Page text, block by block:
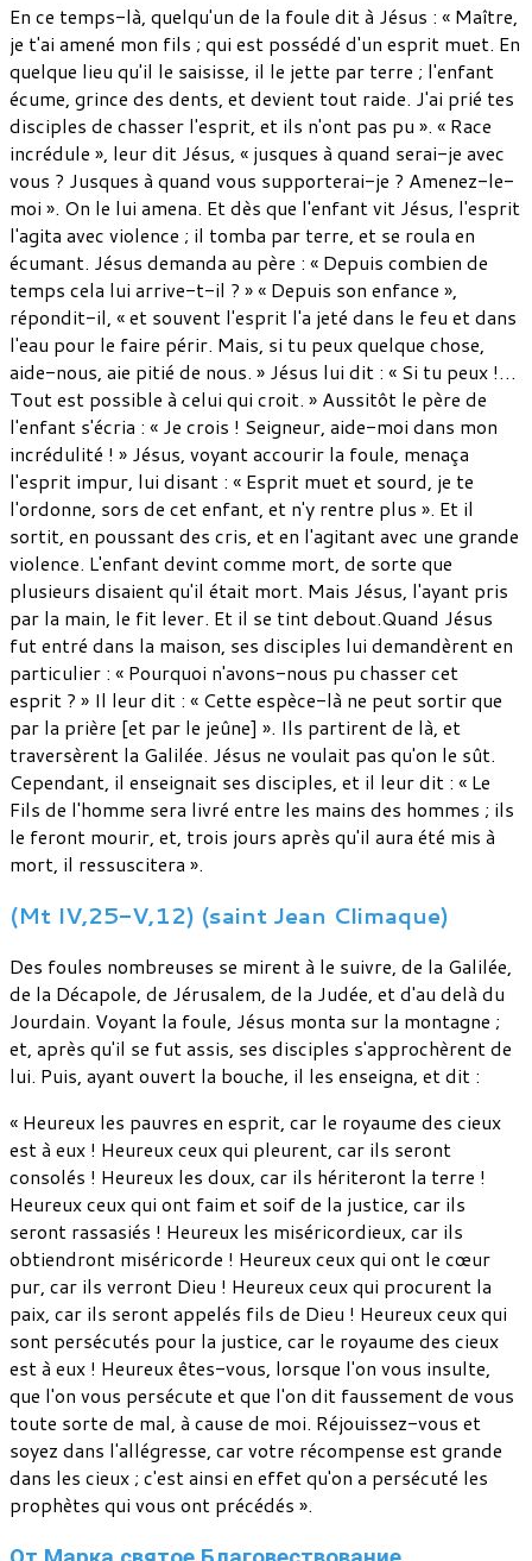
En ce temps-là, quelqu'un de la foule dit à Jésus : « Maître,
je t'ai amené mon fils ; qui est possédé d'un esprit muet. En
quelque lieu qu'il le saisisse, il le jette par terre ; l'enfant
écume, grince des dents, et devient tout raide. J'ai prié tes
disciples de chasser l'esprit, et ils n'ont pas pu ». « Race
incrédule », leur dit Jésus, « jusques à quand serai-je avec
vous ? Jusques à quand vous supporterai-je ? Amenez-le-
moi ». On le lui amena. Et dès que l'enfant vit Jésus, l'esprit
l'agita avec violence ; il tomba par terre, et se roula en
écumant. Jésus demanda au père : « Depuis combien de
temps cela lui arrive-t-il ? » « Depuis son enfance »,
répondit-il, « et souvent l'esprit l'a jeté dans le feu et dans
l'eau pour le faire périr. Mais, si tu peux quelque chose,
aide-nous, aie pitié de nous. » Jésus lui dit : « Si tu peux !…
Tout est possible à celui qui croit. » Aussitôt le père de
l'enfant s'écria : « Je crois ! Seigneur, aide-moi dans mon
incrédulité ! » Jésus, voyant accourir la foule, menaça
l'esprit impur, lui disant : « Esprit muet et sourd, je te
l'ordonne, sors de cet enfant, et n'y rentre plus ». Et il
sortit, en poussant des cris, et en l'agitant avec une grande
violence. L'enfant devint comme mort, de sorte que
plusieurs disaient qu'il était mort. Mais Jésus, l'ayant pris
par la main, le fit lever. Et il se tint debout.Quand Jésus
fut entré dans la maison, ses disciples lui demandèrent en
particulier : « Pourquoi n'avons-nous pu chasser cet
esprit ? » Il leur dit : « Cette espèce-là ne peut sortir que
par la prière [et par le jeûne] ». Ils partirent de là, et
traversèrent la Galilée. Jésus ne voulait pas qu'on le sût.
Cependant, il enseignait ses disciples, et il leur dit : « Le
Fils de l'homme sera livré entre les mains des hommes ; ils
le feront mourir, et, trois jours après qu'il aura été mis à
mort, il ressuscitera ».
(Mt IV,25-V,12) (saint Jean Climaque)
Des foules nombreuses se mirent à le suivre, de la Galilée,
de la Décapole, de Jérusalem, de la Judée, et d'au delà du
Jourdain. Voyant la foule, Jésus monta sur la montagne ;
et, après qu'il se fut assis, ses disciples s'approchèrent de
lui. Puis, ayant ouvert la bouche, il les enseigna, et dit :
« Heureux les pauvres en esprit, car le royaume des cieux
est à eux ! Heureux ceux qui pleurent, car ils seront
consolés ! Heureux les doux, car ils hériteront la terre !
Heureux ceux qui ont faim et soif de la justice, car ils
seront rassasiés ! Heureux les miséricordieux, car ils
obtiendront miséricorde ! Heureux ceux qui ont le cœur
pur, car ils verront Dieu ! Heureux ceux qui procurent la
paix, car ils seront appelés fils de Dieu ! Heureux ceux qui
sont persécutés pour la justice, car le royaume des cieux
est à eux ! Heureux êtes-vous, lorsque l'on vous insulte,
que l'on vous persécute et que l'on dit faussement de vous
toute sorte de mal, à cause de moi. Réjouissez-vous et
soyez dans l'allégresse, car votre récompense est grande
dans les cieux ; c'est ainsi en effet qu'on a persécuté les
prophètes qui vous ont précédés ».